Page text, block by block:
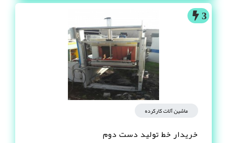
3
ماشین آلات کارکرده
خریدار خط تولید دست دوم